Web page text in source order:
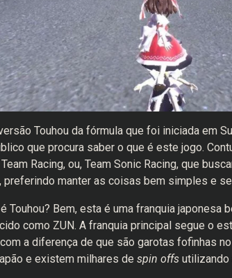
Touhou da fórmula que foi iniciada em
que procura saber o que é este jogo.
Racing, ou, Team Sonic Racing, que
preferindo manter as coisas bem simples e
Touhou? Bem, esta é uma franquia japonesa
como ZUN. A franquia principal segue o
a diferença de que são garotas fofinhas
e existem milhares de spin offsutilizando